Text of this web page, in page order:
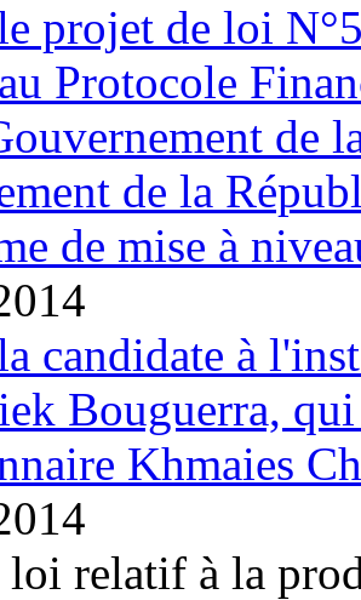
projet de loi
Protocole
de
de la
de mise à
candidate à
Bouguerra, qui
Khmaies
loi relatif à la